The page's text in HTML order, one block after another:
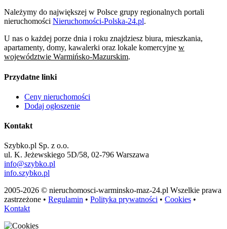
Należymy do największej w Polsce grupy regionalnych portali
nieruchomości Nieruchomości-Polska-24.pl.
U nas o każdej porze dnia i roku znajdziesz biura, mieszkania,
apartamenty, domy, kawalerki oraz lokale komercyjne w
województwie Warmińsko-Mazurskim.
Przydatne linki
Ceny nieruchomości
Dodaj ogłoszenie
Kontakt
Szybko.pl Sp. z o.o.
ul. K. Jeżewskiego 5D/58, 02-796 Warszawa
info@szybko.pl
info.szybko.pl
2005-2026 © nieruchomosci-warminsko-maz-24.pl Wszelkie prawa
zastrzeżone • Regulamin • Polityka prywatności • Cookies •
Kontakt